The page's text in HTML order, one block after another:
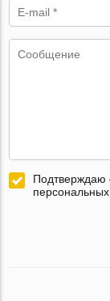
Подтверждаю